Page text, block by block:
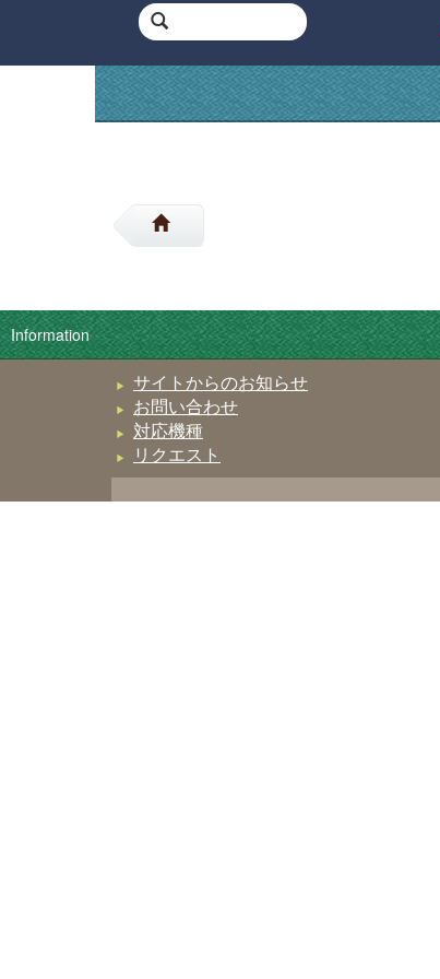
Information
サイトからのお知らせ
お問い合わせ
対応機種
リクエスト